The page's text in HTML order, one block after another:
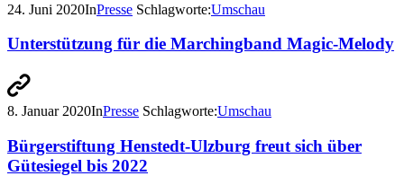
24. Juni 2020InPresse Schlagworte:Umschau
Unterstützung für die Marchingband Magic-Melody
8. Januar 2020InPresse Schlagworte:Umschau
Bürgerstiftung Henstedt-Ulzburg freut sich über
Gütesiegel bis 2022